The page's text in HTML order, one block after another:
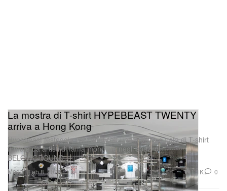
Moda
La mostra di T-shirt HYPEBEAST TWENTY
arriva a Hong Kong
Hypebeast festeggia vent’anni con una mostra curata di T-shirt
firmate da artisti di fama mondiale negli spazi di
BELOWGROUND.
Feb 8, 2026 1.1K 0